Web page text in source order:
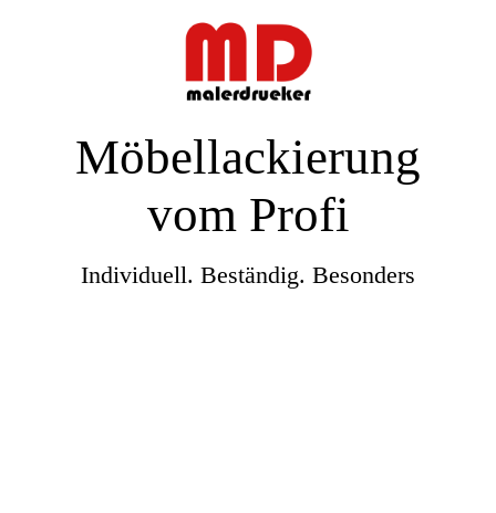
Möbellackierung
vom Profi
Individuell. Beständig. Besonders